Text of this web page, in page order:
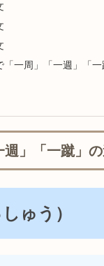
「一周」「一週」「
週」「一蹴」
ゅう）